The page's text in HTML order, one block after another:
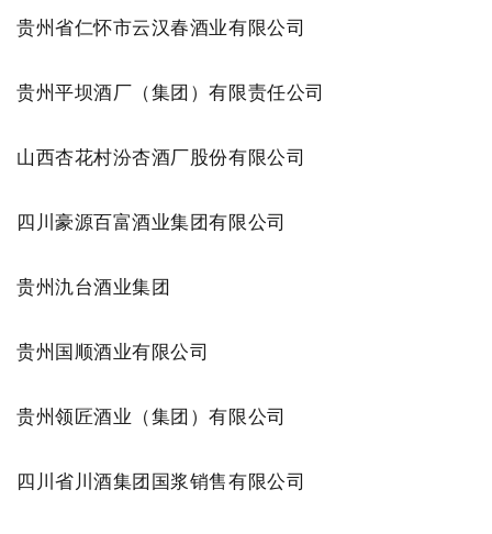
贵州省仁怀市云汉春酒业有限公司
贵州平坝酒厂（集团）有限责任公司
山西杏花村汾杏酒厂股份有限公司
四川豪源百富酒业集团有限公司
贵州氿台酒业集团
贵州国顺酒业有限公司
贵州领匠酒业（集团）有限公司
四川省川酒集团国浆销售有限公司